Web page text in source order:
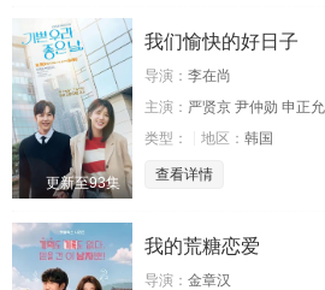
更新至93集
我们愉快的好日子
导演： 李在尚
主演： 严贤京 尹仲勋 申正
类型：
地区： 韩国
查看详情
我的荒糖恋爱
导演： 金章汉